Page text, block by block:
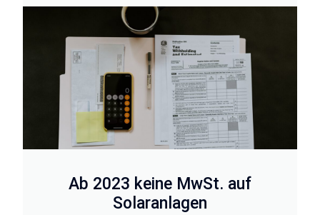
Ab 2023 keine MwSt. auf
Solaranlagen